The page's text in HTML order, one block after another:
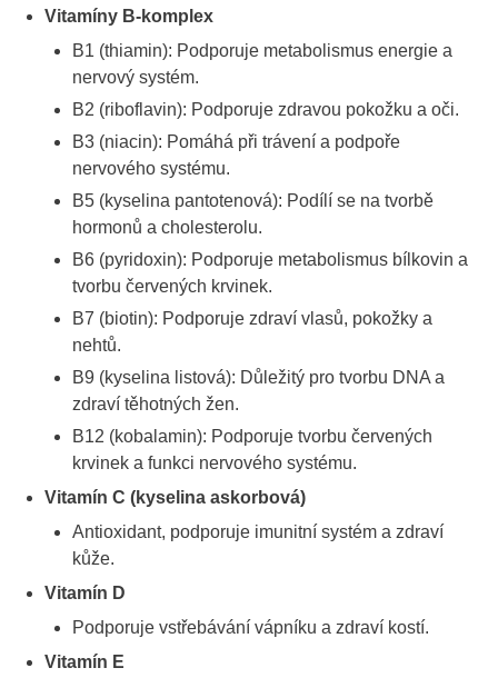
Vitamíny B-komplex
B1 (thiamin): Podporuje metabolismus energie a
nervový systém.
B2 (riboflavin): Podporuje zdravou pokožku a oči.
B3 (niacin): Pomáhá při trávení a podpoře
nervového systému.
B5 (kyselina pantotenová): Podílí se na tvorbě
hormonů a cholesterolu.
B6 (pyridoxin): Podporuje metabolismus bílkovin a
tvorbu červených krvinek.
B7 (biotin): Podporuje zdraví vlasů, pokožky a
nehtů.
B9 (kyselina listová): Důležitý pro tvorbu DNA a
zdraví těhotných žen.
B12 (kobalamin): Podporuje tvorbu červených
krvinek a funkci nervového systému.
Vitamín C (kyselina askorbová)
Antioxidant, podporuje imunitní systém a zdraví
kůže.
Vitamín D
Podporuje vstřebávání vápníku a zdraví kostí.
Vitamín E